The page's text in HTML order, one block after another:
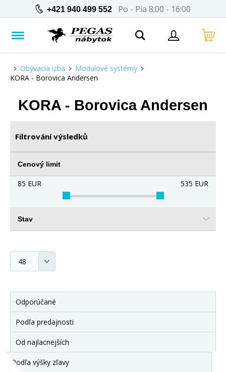
+421 940 499 552 Po - Pia 8:00 - 16:00
Obývacia izba
Modulové systémy
KORA - Borovica Andersen
KORA - Borovica Andersen
Filtrování výsledků
Cenový limit
85 EUR 535 EUR
Stav
Odporúčané
Podľa predajnosti
Od najlacnejších
Podľa výšky zľavy